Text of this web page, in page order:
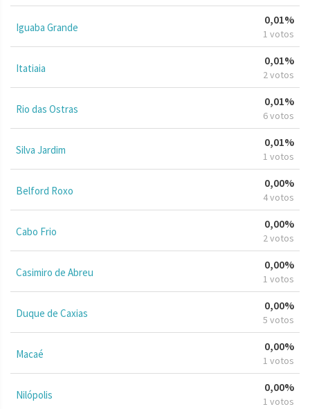
Iguaba Grande
0,01%
1 votos
Itatiaia
0,01%
2 votos
Rio das Ostras
0,01%
6 votos
Silva Jardim
0,01%
1 votos
Belford Roxo
0,00%
4 votos
Cabo Frio
0,00%
2 votos
Casimiro de Abreu
0,00%
1 votos
Duque de Caxias
0,00%
5 votos
Macaé
0,00%
1 votos
Nilópolis
0,00%
1 votos